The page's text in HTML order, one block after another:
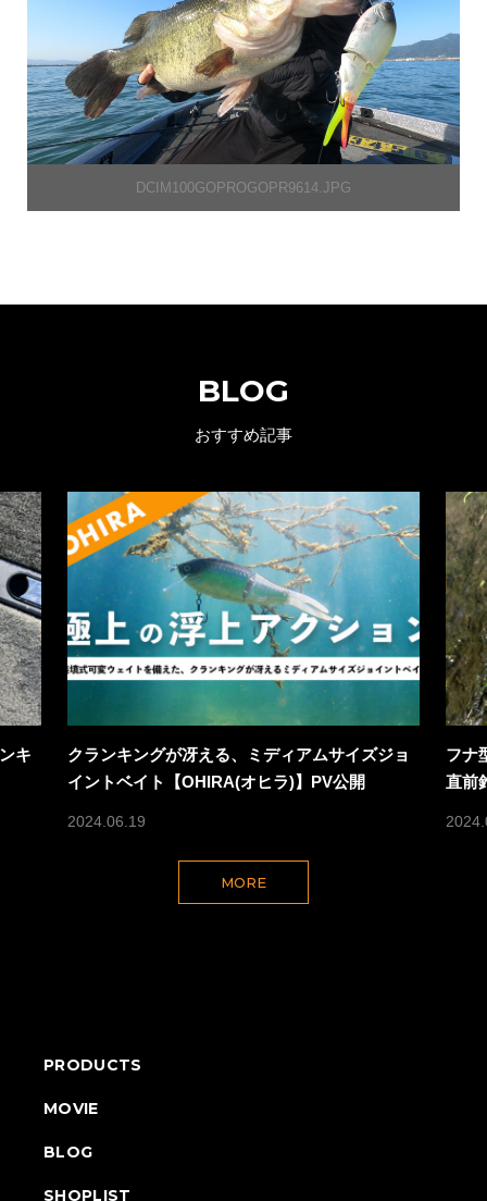
DCIM100GOPROGOPR9614.JPG
BLOG
おすすめ記事
キ
クランキングが冴える、ミディアムサイズジョ
イントベイト【OHIRA(オヒラ)】PV公開
2024.06.19
フナ
直前
MORE
PRODUCTS
MOVIE
BLOG
SHOPLIST